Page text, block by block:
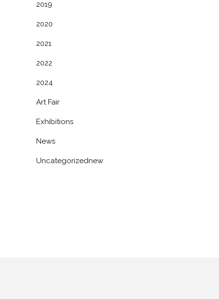
2019
2020
2021
2022
2024
Art Fair
Exhibitions
News
Uncategorizednew